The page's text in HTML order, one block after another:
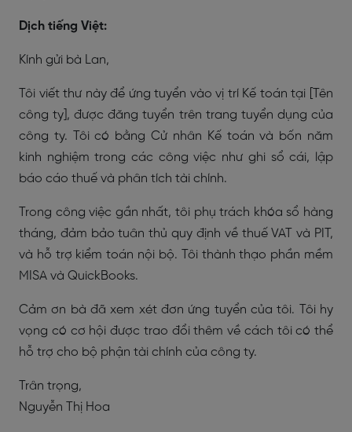
Dịch tiếng Việt:
Kính gửi bà Lan,
Tôi viết thư này để ứng tuyển vào vị trí Kế toán tại [Tên
công ty], được đăng tuyển trên trang tuyển dụng của
công ty. Tôi có bằng Cử nhân Kế toán và bốn năm
kinh nghiệm trong các công việc như ghi sổ cái, lập
báo cáo thuế và phân tích tài chính.
Trong công việc gần nhất, tôi phụ trách khóa sổ hàng
tháng, đảm bảo tuân thủ quy định về thuế VAT và PIT,
và hỗ trợ kiểm toán nội bộ. Tôi thành thạo phần mềm
MISA và QuickBooks.
Cảm ơn bà đã xem xét đơn ứng tuyển của tôi. Tôi hy
vọng có cơ hội được trao đổi thêm về cách tôi có thể
hỗ trợ cho bộ phận tài chính của công ty.
Trân trọng,
Nguyễn Thị Hoa